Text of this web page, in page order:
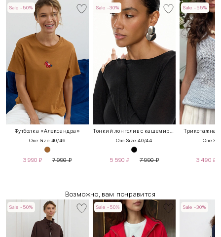
Sale -50%
Футболка «Александра»
One Size 40/46
3 990 ₽ 7 990₽
Sale -30%
Тонкий лонгслив с кашемиром
One Size 40/44
5 590 ₽ 7 990₽
Sale -55%
One
3 490 ₽
Возможно, вам понравится
Sale -50% Sale -50% Sale -30%